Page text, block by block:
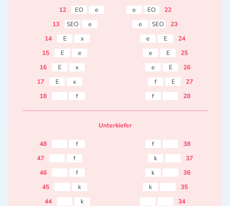
12
EO e e EO
22
13
SEO e e SEO
23
14
E x e E
24
15
E e e E
25
16
E x e E
26
17
E x f E
27
18
f f 28
Unterkiefer
48 f f
38
47
f k
37
46
f k
36
45
k k
35
44
k
34